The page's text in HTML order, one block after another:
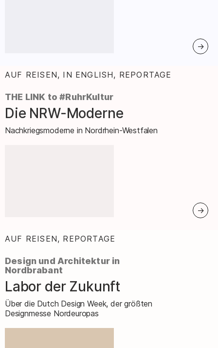
AUF REISEN, IN ENGLISH, REPORTAGE
THE LINK to #RuhrKultur
–
Die NRW-Moderne
Nachkriegsmoderne in Nordrhein-Westfalen
AUF REISEN, REPORTAGE
Design und Architektur in
Nordbrabant
–Labor der Zukunft
Über die Dutch Design Week, der größten
Designmesse Nordeuropas